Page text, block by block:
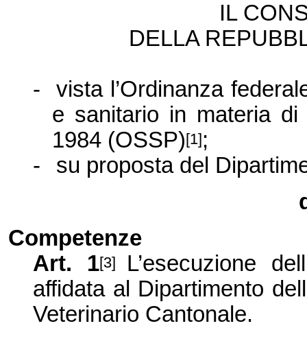
IL
DELLA
-
vista l’Ordinanza
e sanitario in materia
1984 (OSSP)[1];
-
su proposta del
Competenze
Art. 1[3] L’esecuzione
affidata al Dipartimento dell
Veterinario Cantonale.